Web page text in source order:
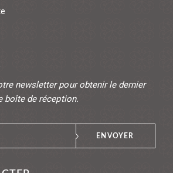
newsletter pour obtenir le dernier
boîte de réception.
ENVOYER